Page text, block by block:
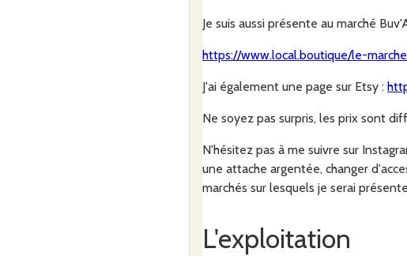
Je suis aussi présente au marché
https://www.local.boutique/le-
J'ai également une page sur Etsy :
Ne soyez pas surpris, les prix sont
N'hésitez pas à me suivre sur
une attache argentée, changer
marchés sur lesquels je serai
L'exploitation